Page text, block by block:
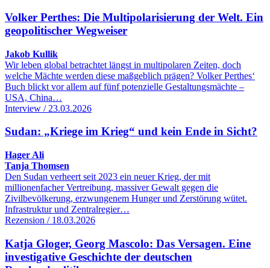
Volker Perthes: Die Multipolarisierung der Welt. Ein
geopolitischer Wegweiser
Jakob Kullik
Wir leben global betrachtet längst in multipolaren Zeiten, doch
welche Mächte werden diese maßgeblich prägen? Volker Perthes‘
Buch blickt vor allem auf fünf potenzielle Gestaltungsmächte –
USA, China…
Interview / 23.03.2026
Sudan: „Kriege im Krieg“ und kein Ende in Sicht?
Hager Ali
Tanja Thomsen
Den Sudan verheert seit 2023 ein neuer Krieg, der mit
millionenfacher Vertreibung, massiver Gewalt gegen die
Zivilbevölkerung, erzwungenem Hunger und Zerstörung wütet.
Infrastruktur und Zentralregier…
Rezension / 18.03.2026
Katja Gloger, Georg Mascolo: Das Versagen. Eine
investigative Geschichte der deutschen